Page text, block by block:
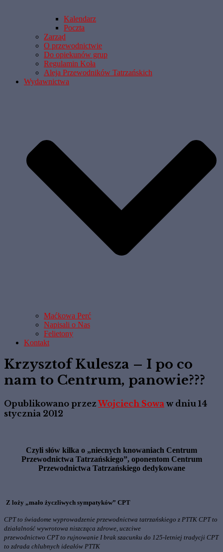
Kalendarz
Poczta
Zarząd
O przewodnictwie
Do opiekunów grup
Regulamin Koła
Aleja Przewodników Tatrzańskich
Wydawnictwa
Maćkowa Perć
Napisali o Nas
Felietony
Kontakt
Krzysztof Kulesza – I po co
nam to Centrum, panowie???
Opublikowano przezWojciech Sowa w dniu 14
stycznia 2012
Czyli słów kilka o „niecnych knowaniach Centrum
Przewodnictwa Tatrzańskiego”, oponentom Centrum
Przewodnictwa Tatrzańskiego dedykowane
Z loży „mało życzliwych sympatyków” CPT
CPT to świadome wyprowadzenie przewodnictwa tatrzańskiego z PTTK CPT to
działalność wywrotowa niszcząca zdrowe, uczciwe
przewodnictwo CPT to rujnowanie I brak szacunku do 125-letniej tradycji CPT
to zdrada chlubnych ideałów PTTK